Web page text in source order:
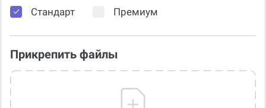
Стандарт Премиум
Прикрепить файлы